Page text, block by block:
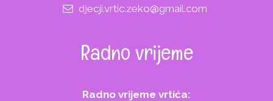
djecji.vrtic.zeko@gmail.com
Radno vrijeme
Radno vrijeme vrtića: